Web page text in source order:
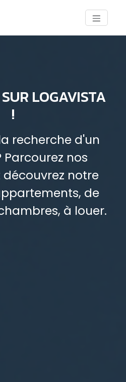
LOGAVISTA
!
recherche d'un
nos
notre
de
à louer.